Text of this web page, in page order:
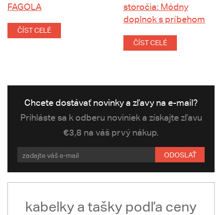
FAGOLA
ČÍST CELÉ
storočia: Módny
doplnok s príbehom
ČÍST CELÉ
Chcete dostávať novinky a zľavy na e-mail?
Prihláste sa k odberu noviniek a získajte zľavu
€3,8 na váš prvý nákup.
ODOSLAŤ
kabelky a tašky podľa ceny